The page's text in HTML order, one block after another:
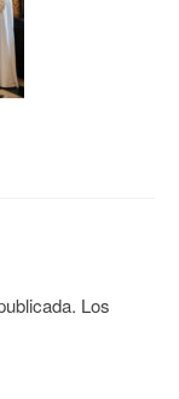
Los